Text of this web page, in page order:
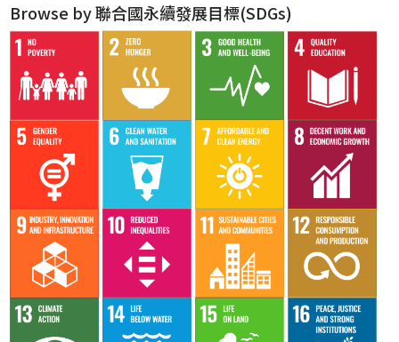
Browse by 聯合國永續發展目標(SDGs)